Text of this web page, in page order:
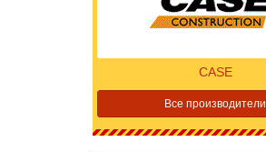
CASE
Все производители